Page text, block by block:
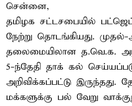
சென்னை,
தமிழக சட்டசபையில்
நேற்று தொடங்கியது.
தலைமையிலான த.வெ.க.
5-ந்தேதி தாக் கல்
அறிவிக்கப்பட்டு இருந்தது.
மக்களுக்கு பல் வேறு